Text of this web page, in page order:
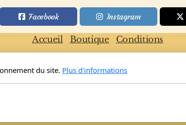
Facebook Instagram
Accueil Boutique Conditions
du site. Plus d'informations